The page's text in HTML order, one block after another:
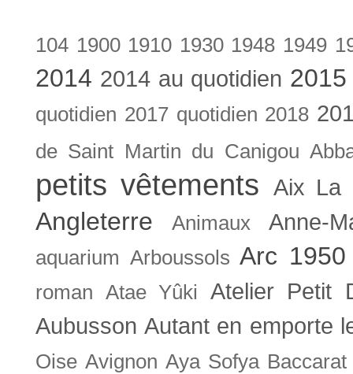
104 1900 1910 1930 1948 1949
2014 2014 au quotidien
quotidien 2017 quotidien 2018
de Saint Martin du Canigou
petits vêtements Aix La
Angleterre Animaux Anne-
aquarium Arboussols Arc 1950
roman Atae Yûki
Atelier Petit
Aubusson Autant en emporte
Oise Avignon Aya Sofya Baccarat